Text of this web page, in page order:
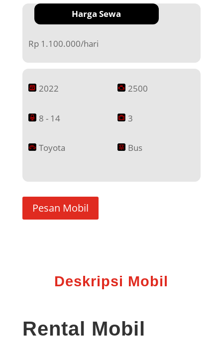
Harga Sewa
Rp 1.100.000/hari
2022 2500
8 - 14 3
Toyota Bus
Pesan Mobil
Deskripsi Mobil
Rental Mobil